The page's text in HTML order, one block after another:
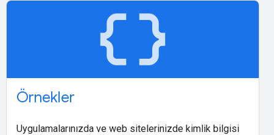
data_object
Örnekler
Uygulamalarınızda ve web sitelerinizde kimlik bilgisi